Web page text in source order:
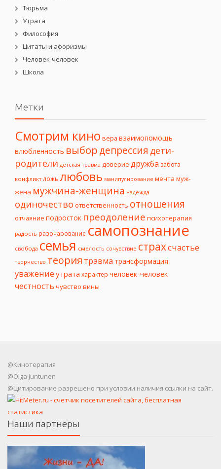
Тюрьма
Утрата
Философия
Цитаты и афоризмы
Человек-человек
Школа
Метки
Смотрим кино вера взаимопомощь
влюбленность выбордепрессия дети-
родители детская травма доверие дружба забота
конфликт ложь любовь манипулирование мечта муж-
жена мужчина-женщина надежда
одиночество ответственность отношения
отчаяние подросток преодоление психотерапия
радость разочарование самопознание
свобода семья смелость сочувствие страхсчастье
творчество теория травма трансформация
уважение утрата характер человек-человек
честность чувство вины
@Кинотерапия
@Olga Juntunen
@Цитирование разрешено при условии наличия ссылки на сайт.
Наши партнеры